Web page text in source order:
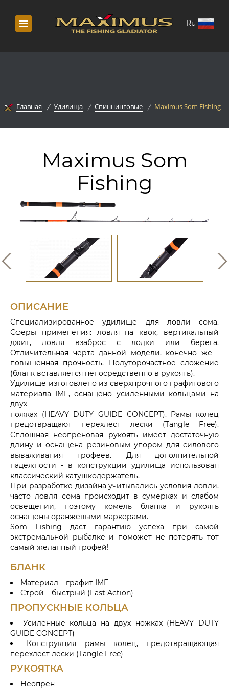
Ru
Главная Удилища Спиннинговые Maximus Som Fishing
Maximus Som
Fishing
ОПИСАНИЕ
Специализированное удилище для ловли сома.
Сферы применения: ловля на квок, вертикальный
джиг, ловля взаброс с лодки или берега.
Отличительная черта данной модели, конечно же -
повышенная прочность. Полуторочастное сложение
(бланк вставляется непосредственно в рукоять).
Удилище изготовлено из сверхпрочного графитового
материала IMF, оснащено усиленными кольцами на
двух
ножках (HEAVY DUTY GUIDE CONCEPT). Рамы колец
предотвращают перехлест лески (Tangle Free).
Сплошная неопреновая рукоять имеет достаточную
длину и оснащена резиновым упором для силового
вываживания трофеев. Для дополнительной
надежности - в конструкции удилища использован
классический катушкодержатель.
При разработке дизайна учитывались условия ловли,
часто ловля сома происходит в сумерках и слабом
освещении, поэтому комель бланка и рукоять
оснащены оранжевыми маркерами.
Som Fishing даст гарантию успеха при самой
экстремальной рыбалке и поможет не потерять тот
самый желанный трофей!
БЛАНК
Материал – графит IMF
Строй – быстрый (Fast Action)
ПРОПУСКНЫЕ КОЛЬЦА
Усиленные кольца на двух ножках (HEAVY DUTY
GUIDE CONCEPT)
Конструкция рамы колец, предотвращающая
перехлест лески (Tangle Free)
РУКОЯТКА
Неопрен